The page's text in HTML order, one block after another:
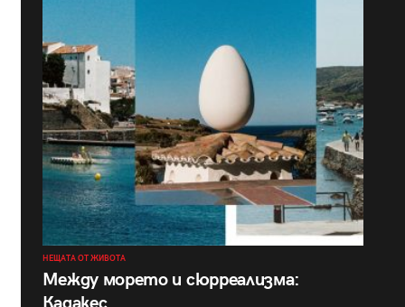
НЕЩАТА ОТ ЖИВОТА
Между морето и сюрреализма: